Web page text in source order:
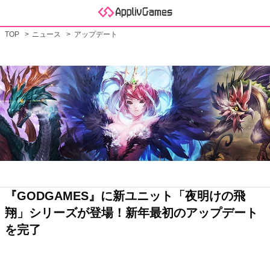
TOP ニュース アップデート
『GODGAMES』に新ユニット「夜明けの飛
翔」シリーズが登場！新年最初のアップデート
を完了